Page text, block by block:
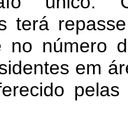
terá
no número
em